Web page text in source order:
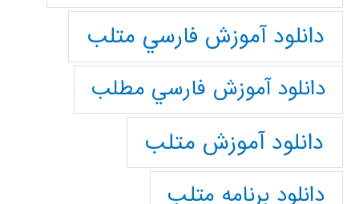
دانلود آموزش فارسي متلب
دانلود آموزش فارسي مطلب
دانلود آموزش متلب
دانلود برنامه متلب